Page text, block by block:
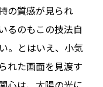
の質感が見られ
るのもこの技法自
。とはいえ、小気
れた画面を見渡す